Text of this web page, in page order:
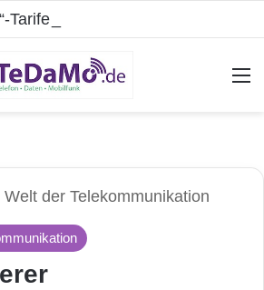
Welt der Telekommunikation